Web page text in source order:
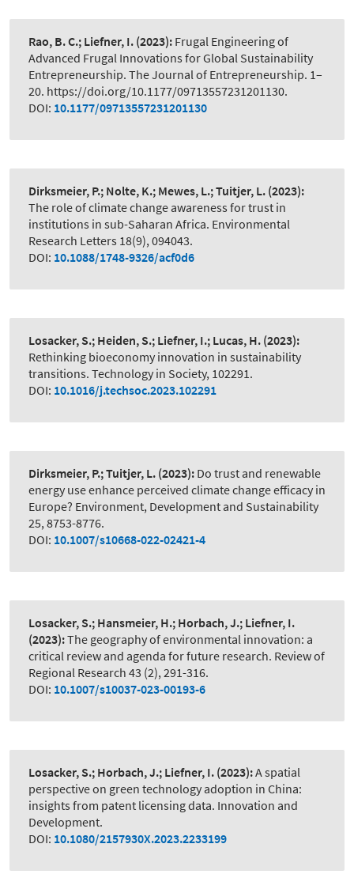
Rao, B. C.; Liefner, I. (2023): Frugal Engineering of
Advanced Frugal Innovations for Global Sustainability
Entrepreneurship. The Journal of Entrepreneurship. 1–
20. https://doi.org/10.1177/09713557231201130.
DOI: 10.1177/09713557231201130
Dirksmeier, P.; Nolte, K.; Mewes, L.; Tuitjer, L. (2023):
The role of climate change awareness for trust in
institutions in sub-Saharan Africa. Environmental
Research Letters 18(9), 094043.
DOI: 10.1088/1748-9326/acf0d6
Losacker, S.; Heiden, S.; Liefner, I.; Lucas, H. (2023):
Rethinking bioeconomy innovation in sustainability
transitions. Technology in Society, 102291.
DOI: 10.1016/j.techsoc.2023.102291
Dirksmeier, P.; Tuitjer, L. (2023): Do trust and renewable
energy use enhance perceived climate change efficacy in
Europe? Environment, Development and Sustainability
25, 8753-8776.
DOI: 10.1007/s10668-022-02421-4
Losacker, S.; Hansmeier, H.; Horbach, J.; Liefner, I.
(2023):The geography of environmental innovation: a
critical review and agenda for future research. Review of
Regional Research 43 (2), 291-316.
DOI: 10.1007/s10037-023-00193-6
Losacker, S.; Horbach, J.; Liefner, I. (2023):A spatial
perspective on green technology adoption in China:
insights from patent licensing data. Innovation and
Development.
DOI: 10.1080/2157930X.2023.2233199